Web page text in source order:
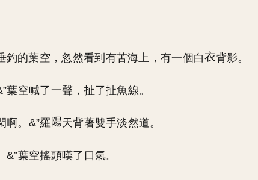
釣的葉空，忽然看到有苦海上，有一個白 背影。
葉空喊了一聲，扯了扯魚線。
啊。&”羅 天背著雙手淡然道。
&”葉空搖頭嘆了口氣。